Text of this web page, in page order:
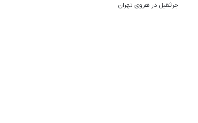
جرثقیل در هروی تهران